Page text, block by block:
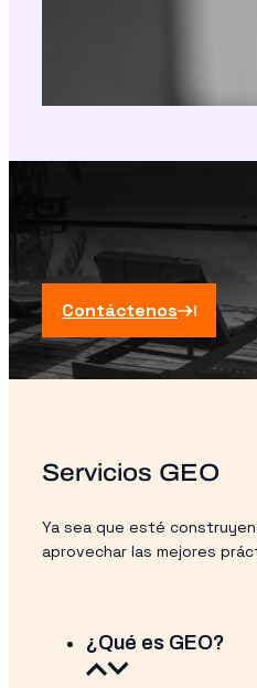
Contáctenos
Servicios GEO
Ya sea que esté
aprovechar las mejores
¿Qué es GEO?